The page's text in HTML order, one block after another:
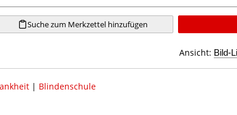
Suche zum Merkzettel hinzufügen
Ansicht:
| Blindenschule